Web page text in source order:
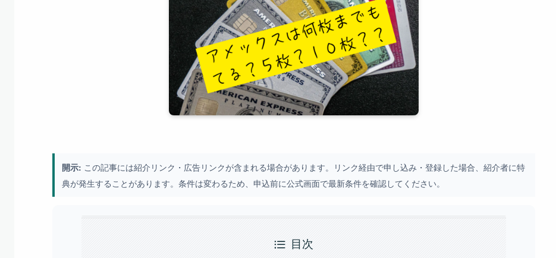
開示: この記事には紹介リンク・広告リンクが含まれる場合があります。リンク経由で申し込み・登録した場合、紹介者に特
典が発生することがあります。条件は変わるため、申込前に公式画面で最新条件を確認してください。
目次